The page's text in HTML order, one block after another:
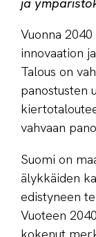
ja
Vuonna
innovaation
Talous on
panostusten
vahvaan
Suomi on
älykkäiden
edistyneen
Vuoteen